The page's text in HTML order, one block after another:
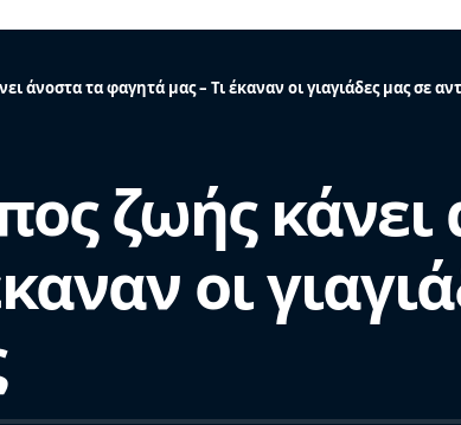
άνοστα τα φαγητά μας – Τι έκαναν οι γιαγιάδες μας σε
ζωής κάνει
οι